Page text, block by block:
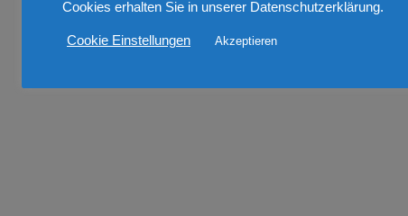
Cookies erhalten Sie in unserer Datenschutzerklärung.
Cookie Einstellungen Akzeptieren